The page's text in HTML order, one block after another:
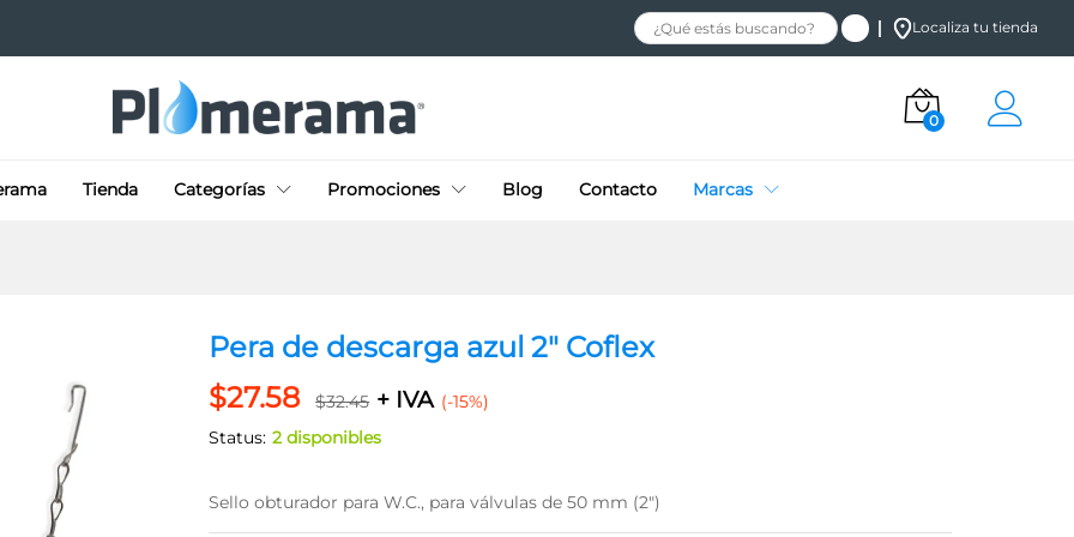
Localiza tu tienda
0
Tienda Categorías Promociones Blog Contacto Marcas
Pera de descarga azul 2″ Coflex
$27.58 $32.45 + IVA (-15%)
Status: 2 disponibles
Sello obturador para W.C., para válvulas de 50 mm (2″)
$27.58
$32.45
+ IVA
Añadir al carrito